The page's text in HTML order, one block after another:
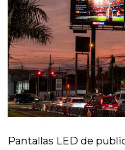
Pantallas LED de